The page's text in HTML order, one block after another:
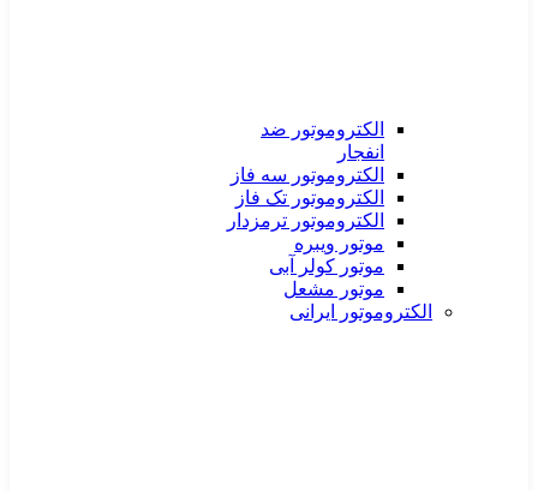
الکتروموتور ضد
انفجار
الکتروموتور سه فاز
الکتروموتور تک فاز
الکتروموتور ترمزدار
موتور ویبره
موتور کولر آبی
موتور مشعل
الکتروموتور ایرانی